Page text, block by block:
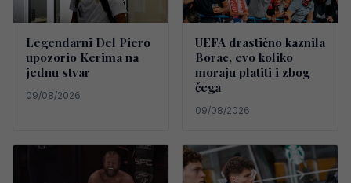
Legendarni Del Piero
upozorio Kerima na
jednu stvar
09/08/2026
UEFA drastično kaznila
Borac, evo koliko
moraju platiti i zbog
čega
09/08/2026